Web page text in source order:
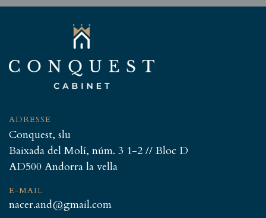
ADRESSE
Conquest, slu
Baixada del Molí, núm. 3 1-2 // Bloc D
AD500 Andorra la vella
E-MAIL
nacer.and@gmail.com